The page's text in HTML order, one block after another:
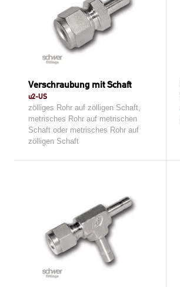
Verschraubung mit Schaft
u2-US
zölliges Rohr auf zölligen Schaft,
metrisches Rohr auf metrischen
Schaft oder metrisches Rohr auf
zölligen Schaft